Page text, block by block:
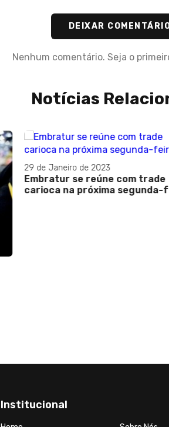
DEIXAR
Nenhum comentário. Seja o
Notícias
de 2023
reúne com trade
próxima segunda-feira
Líderes
Institucional